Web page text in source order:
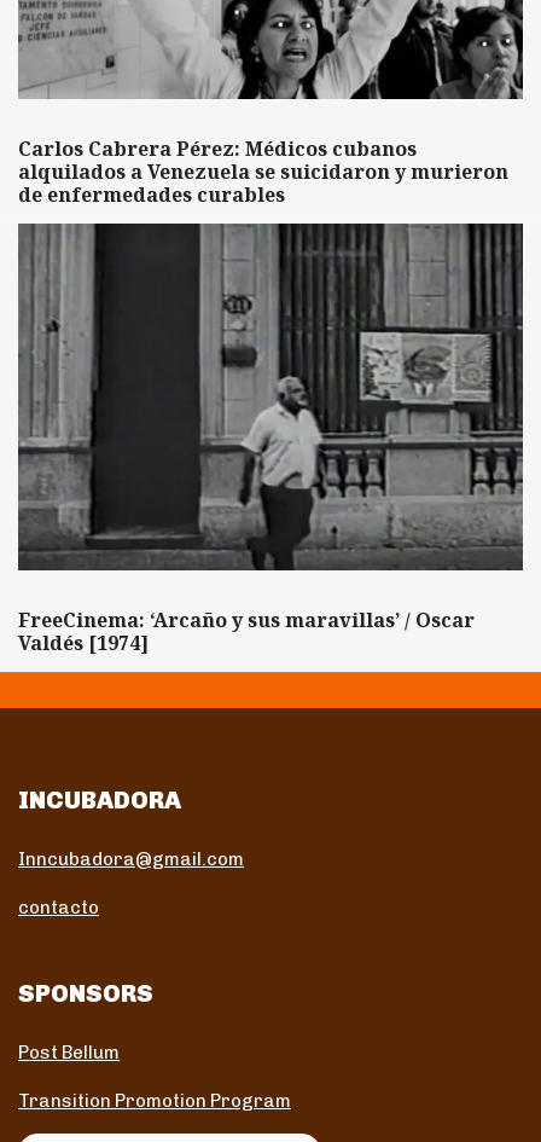
Carlos Cabrera Pérez: Médicos cubanos
alquilados a Venezuela se suicidaron y murieron
de enfermedades curables
FreeCinema: ‘Arcaño y sus maravillas’ / Oscar
Valdés [1974]
INCUBADORA
Inncubadora@gmail.com
contacto
SPONSORS
Post Bellum
Transition Promotion Program